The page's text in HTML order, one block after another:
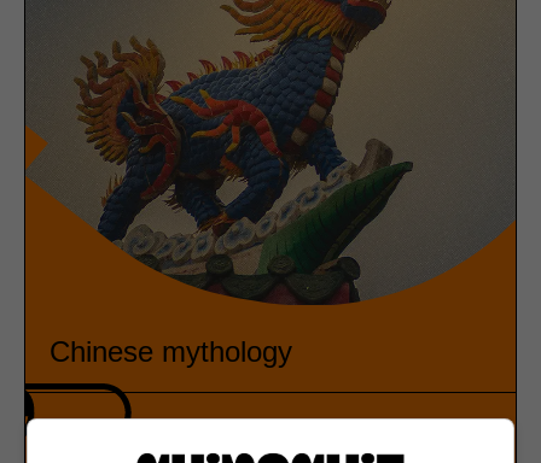
Chinese mythology